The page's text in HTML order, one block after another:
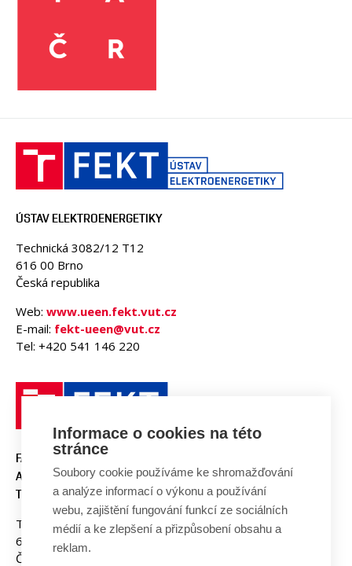
ÚSTAV ELEKTROENERGETIKY
Technická 3082/12 T12
616 00 Brno
Česká republika
Web: www.ueen.fekt.vut.cz
E-mail: fekt-ueen@vut.cz
Tel: +420 541 146 220
FAKULTA ELEKTROTECHNIKY
A KOMUNIKAČNÍCH
TECHNOLOGIÍ, VUT V BRNĚ
Technická 3058/10
616 00 Brno
Česká republika
Informace o cookies na této
stránce
Soubory cookie používáme ke shromažďování
a analýze informací o výkonu a používání
webu, zajištění fungování funkcí ze sociálních
médií a ke zlepšení a přizpůsobení obsahu a
reklam.